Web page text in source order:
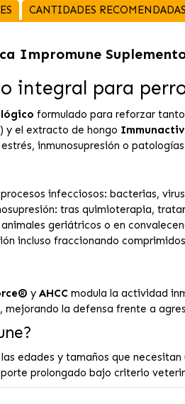
CANTIDADES RECOMENDADAS
Impromune
integral para
formulado para reforzar
y el extracto de hongo
inmunosupresión o
infecciosos: bacterias,
tras quimioterapia,
geriátricos o en
incluso fraccionando
y AHCC modula la actividad
la defensa frente a
edades y tamaños que
prolongado bajo criterio